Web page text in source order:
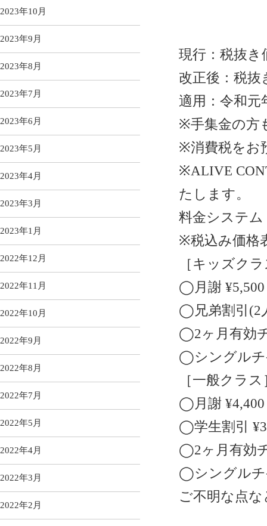
現行：税抜き
改正後：税抜
適用：令和
※手集金の方
※消費税をお
※ALIVE
たします。
料金システム
※税込み価格
［キッズク
◯月謝 ¥5,500
◯兄弟割引(2
◯2ヶ月有効
◯シングルチ
［一般クラス
◯月謝 ¥4,400
◯学生割引
◯2ヶ月有効
◯シングルチ
ご不明な点
2023年10月
2023年9月
2023年8月
2023年7月
2023年6月
2023年5月
2023年4月
2023年3月
2023年1月
2022年12月
2022年11月
2022年10月
2022年9月
2022年8月
2022年7月
2022年5月
2022年4月
2022年3月
2022年2月